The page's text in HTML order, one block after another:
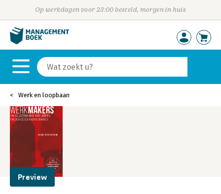
Op werkdagen voor 23:00 besteld, morgen in huis
Werk en loopbaan
Preview